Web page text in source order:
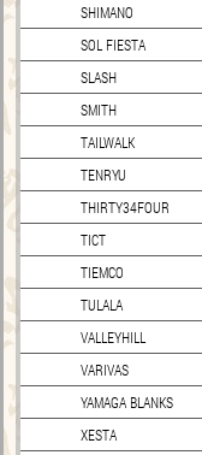
SHIMANO
SOL FIESTA
SLASH
SMITH
TAILWALK
TENRYU
THIRTY34FOUR
TICT
TIEMCO
TULALA
VALLEYHILL
VARIVAS
YAMAGA BLANKS
XESTA